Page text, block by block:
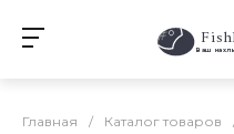
Ваш
Главная / Каталог товаров